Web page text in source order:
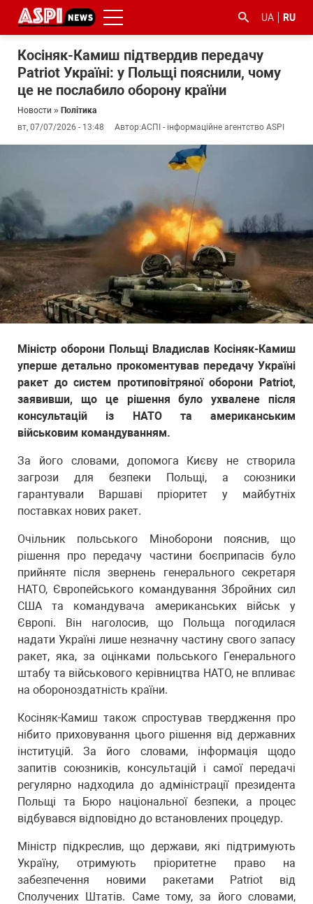
UA RU
Косіняк-Камиш підтвердив передачу
Patriot Україні: у Польщі пояснили, чому
це не послабило оборону країни
Новости » Політика
вт, 07/07/2026 - 13:48
Автор:АСПІ - інформаційне агентство ASPI
Міністр оборони Польщі Владислав Косіняк-Камиш
уперше детально прокоментував передачу Україні
ракет до систем протиповітряної оборони Patriot,
заявивши, що це рішення було ухвалене після
консультацій із НАТО та американським
військовим командуванням.
За його словами, допомога Києву не створила
загрози для безпеки Польщі, а союзники
гарантували Варшаві пріоритет у майбутніх
поставках нових ракет.
Очільник польського Міноборони пояснив, що
рішення про передачу частини боєприпасів було
прийняте після звернень генерального секретаря
НАТО, Європейського командування Збройних сил
США та командувача американських військ у
Європі. Він наголосив, що Польща погодилася
надати Україні лише незначну частину свого запасу
ракет, яка, за оцінками польського Генерального
штабу та військового керівництва НАТО, не впливає
на обороноздатність країни.
Косіняк-Камиш також спростував твердження про
нібито приховування цього рішення від державних
інституцій. За його словами, інформація щодо
запитів союзників, консультацій і самої передачі
регулярно надходила до адміністрації президента
Польщі та Бюро національної безпеки, а процес
відбувався відповідно до встановлених процедур.
Міністр підкреслив, що держави, які підтримують
Україну, отримують пріоритетне право на
забезпечення новими ракетами Patriot від
Сполучених Штатів. Саме тому, за його словами,
#Киев #коронавірус